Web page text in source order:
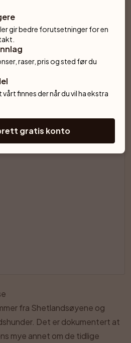
farge, men to hunder som
pares. Dobling av anlegget
defekter, blant annet i syn og
har registreringsforbud
sheltier og egne regler
avkom.
AD
fra Shetlandsøyene og
Det er dokumentert at
mye annet om de tidlige
gir bedre forutsetninger for en
raser, pris og sted før du
finnes der når du vil ha ekstra
gratis konto